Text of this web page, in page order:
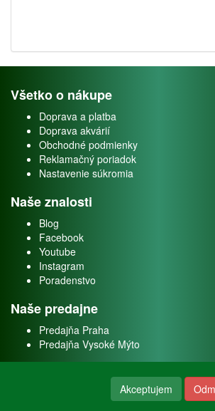
Všetko o nákupe
Doprava a platba
Doprava akvárií
Obchodné podmienky
Reklamačný poriadok
Nastavenie súkromia
Naše znalosti
Blog
Facebook
Youtube
Instagram
Poradenstvo
Naše predajne
Predajňa Praha
Predajňa Vysoké Mýto
Akceptujem